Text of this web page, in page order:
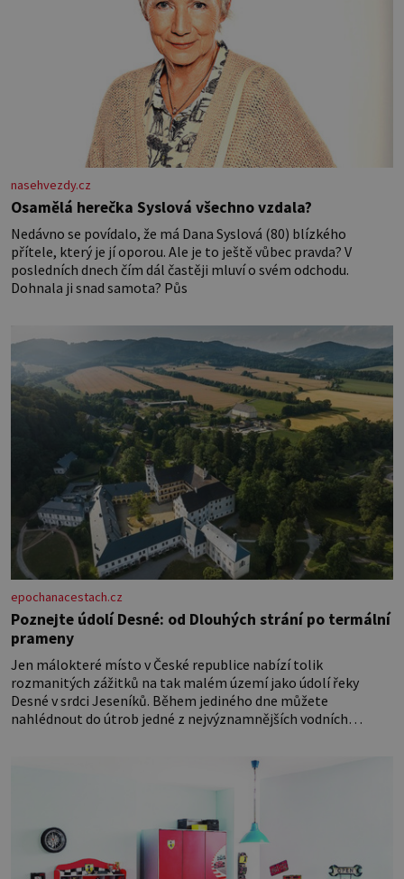
nasehvezdy.cz
Osamělá herečka Syslová všechno vzdala?
Nedávno se povídalo, že má Dana Syslová (80) blízkého
přítele, který je jí oporou. Ale je to ještě vůbec pravda? V
posledních dnech čím dál častěji mluví o svém odchodu.
Dohnala ji snad samota? Půs
epochanacestach.cz
Poznejte údolí Desné: od Dlouhých strání po termální
prameny
Jen málokteré místo v České republice nabízí tolik
rozmanitých zážitků na tak malém území jako údolí řeky
Desné v srdci Jeseníků. Během jediného dne můžete
nahlédnout do útrob jedné z nejvýznamnějších vodních